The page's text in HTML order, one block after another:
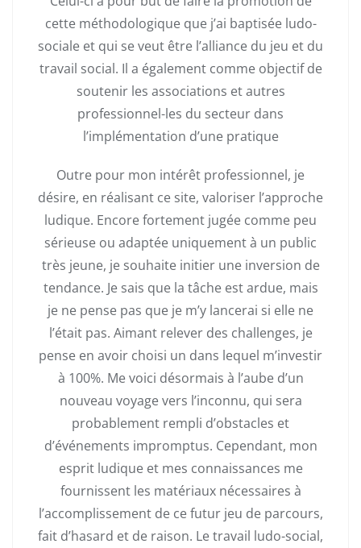
cette méthodologique que j’ai baptisée ludo-
sociale et qui se veut être l’alliance du jeu et du
travail social. Il a également comme objectif de
soutenir les associations et autres
professionnel-les du secteur dans
l’implémentation d’une pratique
Outre pour mon intérêt professionnel, je
désire, en réalisant ce site, valoriser l’approche
ludique. Encore fortement jugée comme peu
sérieuse ou adaptée uniquement à un public
très jeune, je souhaite initier une inversion de
tendance. Je sais que la tâche est ardue, mais
je ne pense pas que je m’y lancerai si elle ne
l’était pas. Aimant relever des challenges, je
pense en avoir choisi un dans lequel m’investir
à 100%. Me voici désormais à l’aube d’un
nouveau voyage vers l’inconnu, qui sera
probablement rempli d’obstacles et
d’événements impromptus. Cependant, mon
esprit ludique et mes connaissances me
fournissent les matériaux nécessaires à
l’accomplissement de ce futur jeu de parcours,
fait d’hasard et de raison. Le travail ludo-social,